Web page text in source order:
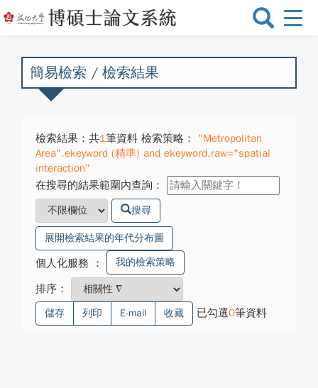
選
換
簡易檢索 / 檢索結果
檢索結果：共1筆資料 檢索策略：
"Metropolitan
Area".ekeyword (精準) and ekeyword.raw="spatial
interaction"
在搜尋的結果範圍內查詢：
搜尋
展開檢索結果的年代分布圖
個人化服務 ： 我的檢索策略
排序：
儲存 列印 E-mail 收藏 已勾選0筆資料